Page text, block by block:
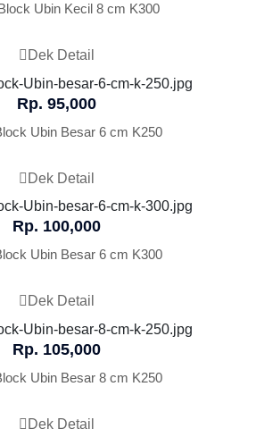
Ubin Kecil 8 cm K300
Dek Detail
Rp. 95,000
Ubin Besar 6 cm K250
Dek Detail
Rp. 100,000
Ubin Besar 6 cm K300
Dek Detail
Rp. 105,000
Ubin Besar 8 cm K250
Dek Detail